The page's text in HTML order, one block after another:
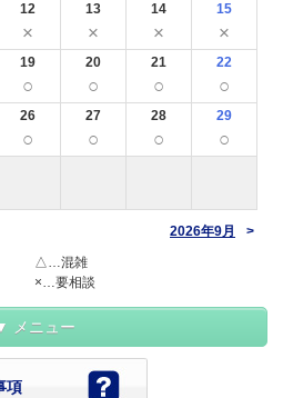
12
×
13
×
14
×
15
×
19
○
20
○
21
○
22
○
26
○
27
○
28
○
29
○
2026年9月
△…混雑
×…要相談
メニュー
項